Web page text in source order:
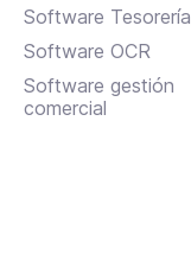
Software Tesorería
Software OCR
Software gestión
comercial